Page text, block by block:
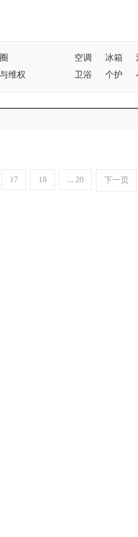
维权
空调 冰箱
卫浴
个护
17 18 ... 20 下一页